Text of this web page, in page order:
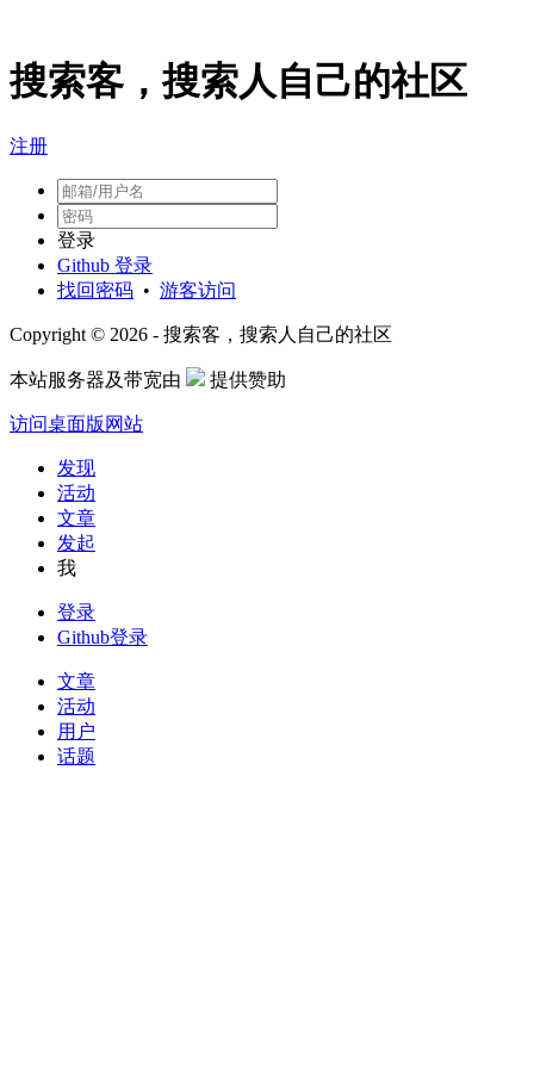
搜索客，搜索人自己的社区
注册
登录
Github 登录
找回密码 • 游客访问
Copyright © 2026 - 搜索客，搜索人自己的社区
本站服务器及带宽由 提供赞助
访问桌面版网站
发现
活动
文章
发起
我
登录
Github登录
文章
活动
用户
话题